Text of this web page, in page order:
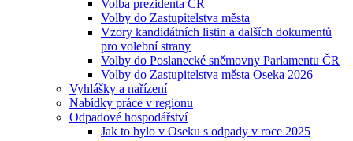
Volba prezidenta ČR
Volby do Zastupitelstva města
Vzory kandidátních listin a dalších dokumentů
pro volební strany
Volby do Poslanecké sněmovny Parlamentu ČR
Volby do Zastupitelstva města Oseka 2026
Vyhlášky a nařízení
Nabídky práce v regionu
Odpadové hospodářství
Jak to bylo v Oseku s odpady v roce 2025